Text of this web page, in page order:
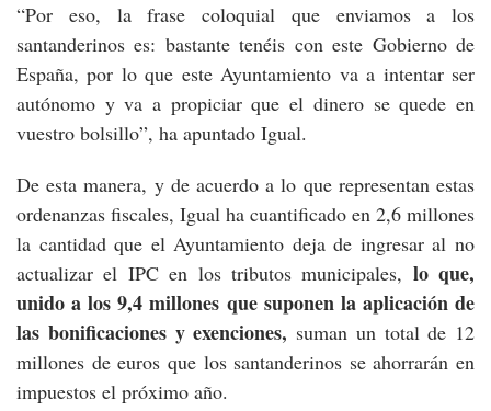
“Por eso, la frase coloquial que enviamos a los
santanderinos es: bastante tenéis con este Gobierno de
España, por lo que este Ayuntamiento va a intentar ser
autónomo y va a propiciar que el dinero se quede en
vuestro bolsillo”, ha apuntado Igual.
De esta manera, y de acuerdo a lo que representan estas
ordenanzas fiscales, Igual ha cuantificado en 2,6 millones
la cantidad que el Ayuntamiento deja de ingresar al no
actualizar el IPC en los tributos municipales, lo que,
unido a los 9,4 millones que suponen la aplicación de
las bonificaciones y exenciones, suman un total de 12
millones de euros que los santanderinos se ahorrarán en
impuestos el próximo año.